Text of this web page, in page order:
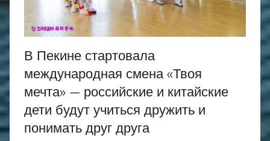
В Пекине стартовала
международная смена «Твоя
мечта» — российские и китайские
дети будут учиться дружить и
понимать друг друга